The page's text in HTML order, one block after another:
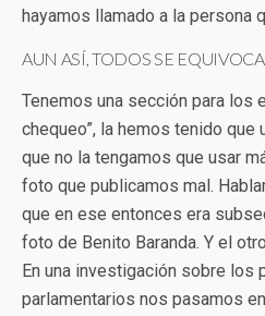
hayamos llamado a la persona
AUN ASÍ, TODOS SE
Tenemos una sección para los
chequeo”, la hemos tenido
que no la tengamos que usar
foto que publicamos mal.
que en ese entonces era
foto de Benito Baranda. Y el
En una investigación sobre los
parlamentarios nos pasamos